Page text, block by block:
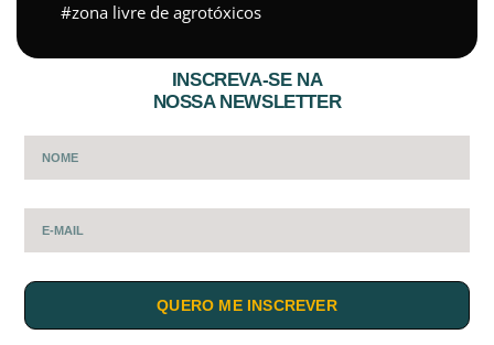
zona livre de agrotóxicos
INSCREVA-SE NA
NOSSA NEWSLETTER
QUERO ME INSCREVER